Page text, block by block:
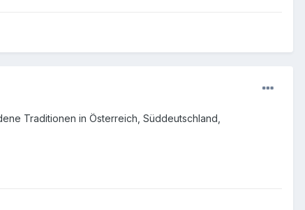
Traditionen in Österreich, Süddeutschland,